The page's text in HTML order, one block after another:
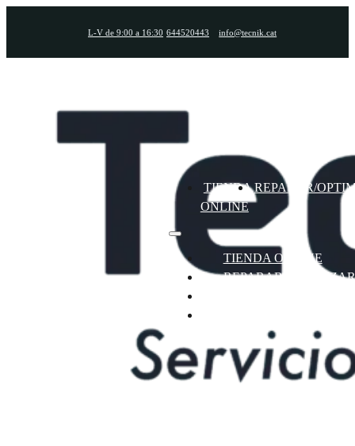
L-V de 9:00 a 16:30 644520443 info@tecnik.cat
TIENDA
ONLINE
REPARAR/
TIENDA ONLINE
REPARAR/OPTIMIZAR